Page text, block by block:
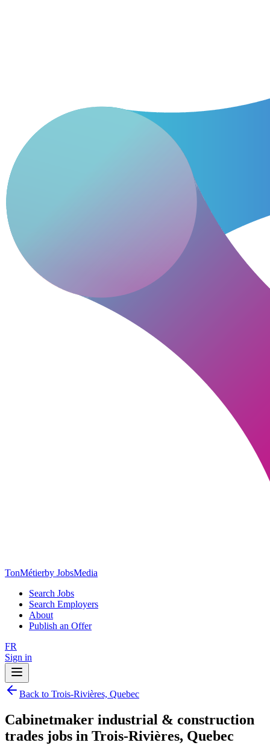
TonMétierby JobsMedia
Search Jobs
Search Employers
About
Publish an Offer
FR
Sign in
Back to Trois-Rivières, Quebec
Cabinetmaker industrial & construction
trades jobs in Trois-Rivières, Quebec